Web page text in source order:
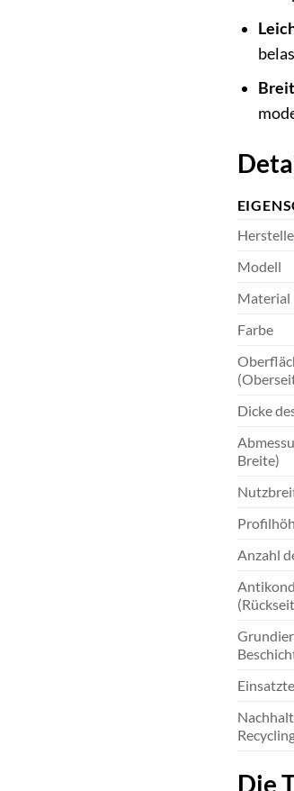
Modell
Material
Farbe
Dicke
Breite)
Anzahl
Die